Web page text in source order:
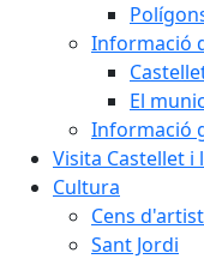
Informació
El
Informació
Visita Castellet i
Cultura
Cens
Sant Jordi